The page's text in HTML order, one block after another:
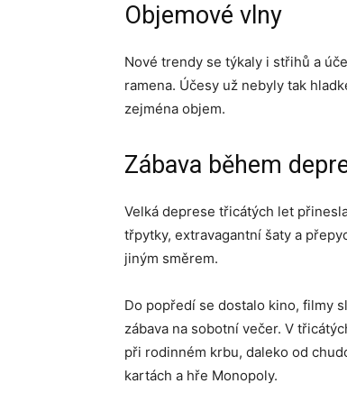
Objemové vlny
Nové trendy se týkaly i střihů a
ramena. Účesy už nebyly tak
zejména objem.
Zábava během
Velká deprese třicátých let
třpytky, extravagantní šaty a
jiným směrem.
Do popředí se dostalo kino, filmy
zábava na sobotní večer. V
při rodinném krbu, daleko od
kartách a hře Monopoly.